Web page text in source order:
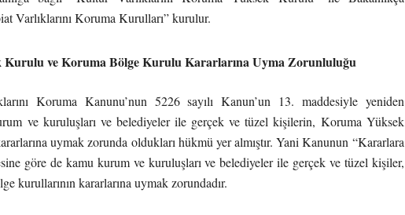
Varlıklarını Koruma Kurulları” kurulur.
Kurulu ve Koruma Bölge Kurulu Kararlarına Uyma Zorunluluğu
Koruma Kanunu’nun 5226 sayılı Kanun’un 13. maddesiyle yeniden
ve kuruluşları ve belediyeler ile gerçek ve tüzel kişilerin, Koruma Yüksek
uymak zorunda oldukları hükmü yer almıştır. Yani Kanunun “Kararlara
göre de kamu kurum ve kuruluşları ve belediyeler ile gerçek ve tüzel kişiler,
kurullarının kararlarına uymak zorundadır.